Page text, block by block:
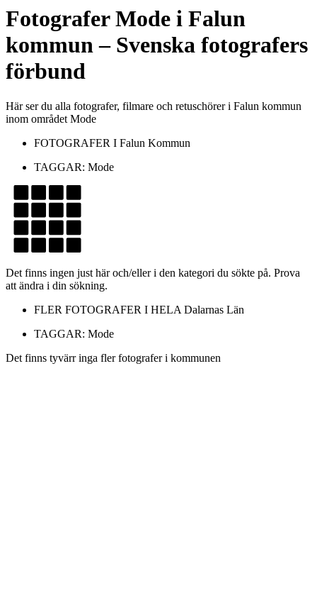
FotograferMode i Falun
kommun– Svenska fotografers
förbund
Här ser du alla fotografer, filmare och retuschörer i Falun kommun
inom området Mode
FOTOGRAFER I Falun Kommun
TAGGAR: Mode
Det finns ingen just här och/eller i den kategori du sökte på. Prova
att ändra i din sökning.
FLER FOTOGRAFER I HELA Dalarnas Län
TAGGAR: Mode
Det finns tyvärr inga fler fotografer i kommunen